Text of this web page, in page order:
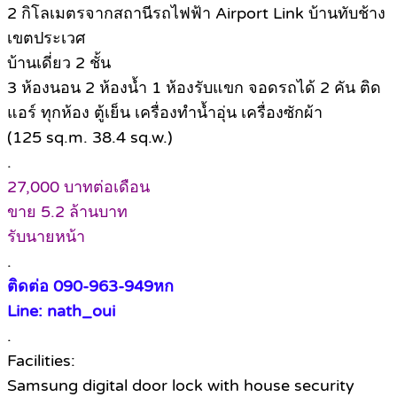
2 กิโลเมตรจากสถานีรถไฟฟ้า Airport Link บ้านทับช้าง
เขตประเวศ
บ้านเดี่ยว 2 ชั้น
3 ห้องนอน 2 ห้องน้ำ 1 ห้องรับแขก จอดรถได้ 2 คัน ติด
แอร์ ทุกห้อง ตู้เย็น เครื่องทำน้ำอุ่น เครื่องซักผ้า
(125 sq.m. 38.4 sq.w.)
.
27,000 บาทต่อเดือน
ขาย 5.2 ล้านบาท
รับนายหน้า
.
ติดต่อ 090-963-949หก
Line: nath_oui
.
Facilities:
Samsung digital door lock with house security